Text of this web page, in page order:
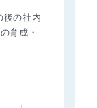
後の社内
育成・